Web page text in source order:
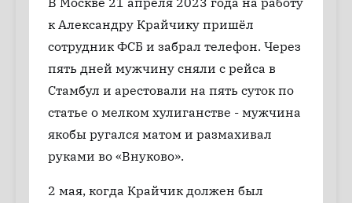
к Александру Крайчику пришёл
сотрудник ФСБ и забрал телефон. Через
пять дней мужчину сняли с рейса в
Стамбул и арестовали на пять суток по
статье о мелком хулиганстве - мужчина
якобы ругался матом и размахивал
руками во «Внуково».
2 мая, когда Крайчик должен был